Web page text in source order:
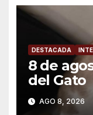
DESTACADA
8 de
del Gato
AGO 8, 2026